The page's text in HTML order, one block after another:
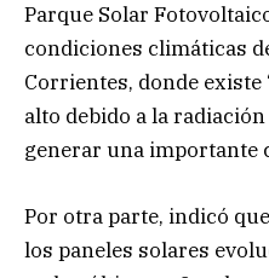
Parque Solar
condiciones climáticas
Corrientes, donde
alto debido a la
generar una importante
Por otra parte, indicó
los paneles solares